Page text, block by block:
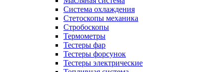
Система охлаждения
Стетоскопы механика
Стробоскопы
Термометры
Тестеры фар
Тестеры форсунок
Тестеры электрические